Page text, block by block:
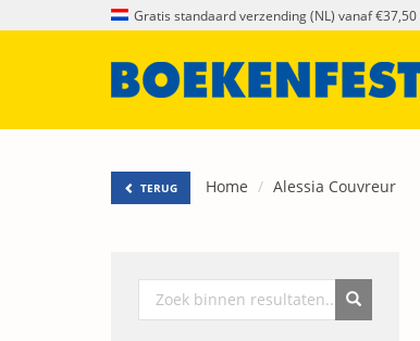
Gratis standaard verzending (NL) vanaf €37,50
TERUG Home Alessia Couvreur